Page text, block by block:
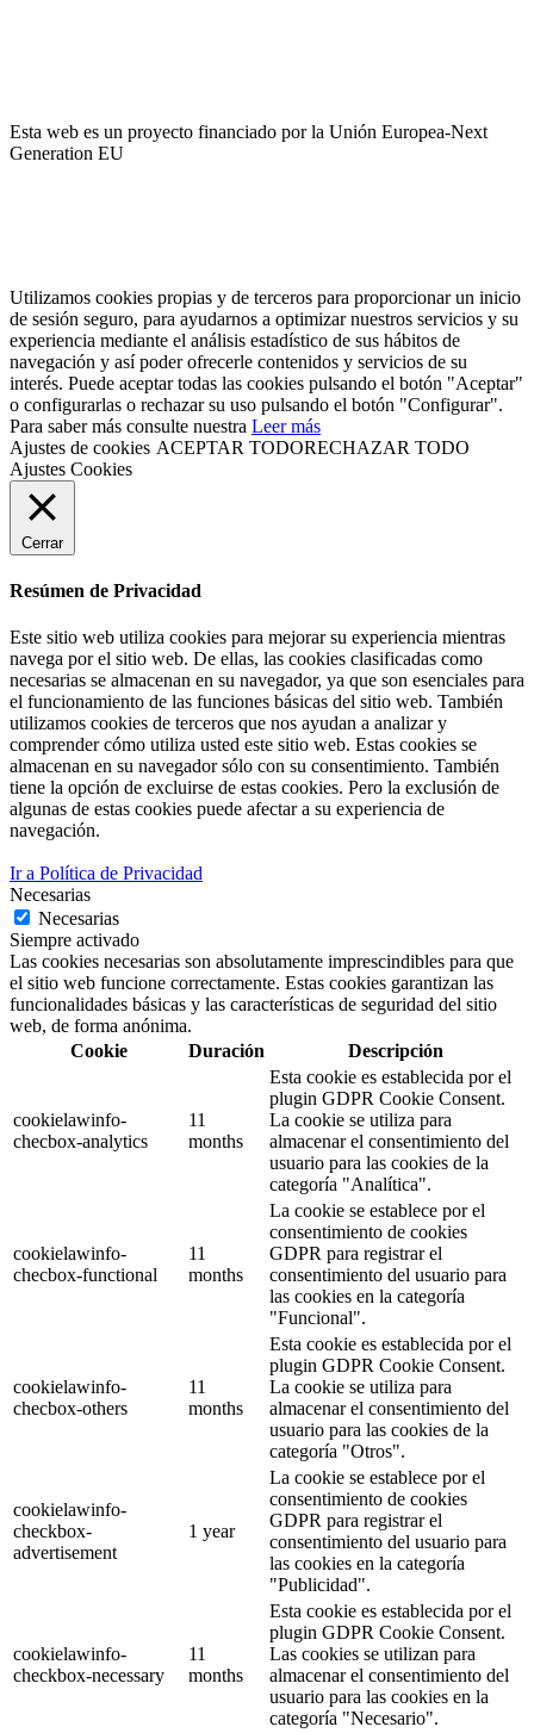
Esta web es un proyecto financiado por la Unión Europea-Next
Generation EU
Utilizamos cookies propias y de terceros para proporcionar un inicio
de sesión seguro, para ayudarnos a optimizar nuestros servicios y su
experiencia mediante el análisis estadístico de sus hábitos de
navegación y así poder ofrecerle contenidos y servicios de su
interés. Puede aceptar todas las cookies pulsando el botón "Aceptar"
o configurarlas o rechazar su uso pulsando el botón "Configurar".
Para saber más consulte nuestra Leer más
Ajustes de cookies ACEPTAR TODORECHAZAR TODO
Ajustes Cookies
Cerrar
Resúmen de Privacidad
Este sitio web utiliza cookies para mejorar su experiencia mientras
navega por el sitio web. De ellas, las cookies clasificadas como
necesarias se almacenan en su navegador, ya que son esenciales para
el funcionamiento de las funciones básicas del sitio web. También
utilizamos cookies de terceros que nos ayudan a analizar y
comprender cómo utiliza usted este sitio web. Estas cookies se
almacenan en su navegador sólo con su consentimiento. También
tiene la opción de excluirse de estas cookies. Pero la exclusión de
algunas de estas cookies puede afectar a su experiencia de
navegación.
Ir a Política de Privacidad
Necesarias
Necesarias
Siempre activado
Las cookies necesarias son absolutamente imprescindibles para que
el sitio web funcione correctamente. Estas cookies garantizan las
funcionalidades básicas y las características de seguridad del sitio
web, de forma anónima.
Cookie
Duración Descripción
cookielawinfo-
checbox-analytics
11
months
Esta cookie es establecida por el
plugin GDPR Cookie Consent.
La cookie se utiliza para
almacenar el consentimiento del
usuario para las cookies de la
categoría "Analítica".
cookielawinfo-
checbox-functional
11
months
La cookie se establece por el
consentimiento de cookies
GDPR para registrar el
consentimiento del usuario para
las cookies en la categoría
"Funcional".
cookielawinfo-
checbox-others
11
months
Esta cookie es establecida por el
plugin GDPR Cookie Consent.
La cookie se utiliza para
almacenar el consentimiento del
usuario para las cookies de la
categoría "Otros".
cookielawinfo-
checkbox-
advertisement
1 year
La cookie se establece por el
consentimiento de cookies
GDPR para registrar el
consentimiento del usuario para
las cookies en la categoría
"Publicidad".
cookielawinfo-
checkbox-necessary
11
months
Esta cookie es establecida por el
plugin GDPR Cookie Consent.
Las cookies se utilizan para
almacenar el consentimiento del
usuario para las cookies en la
categoría "Necesario".